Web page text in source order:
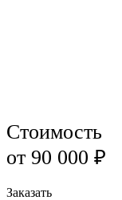
Стоимость
от 90 000 ₽
Заказать